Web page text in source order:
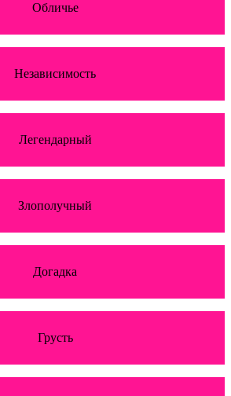
Обличье
Независимость
Легендарный
Злополучный
Догадка
Грусть